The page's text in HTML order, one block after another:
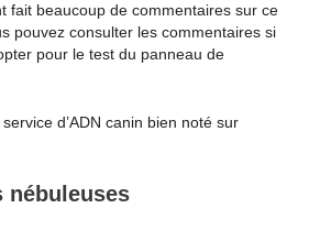
fait beaucoup de commentaires sur ce
pouvez consulter les commentaires si
pour le test du panneau de
service d’ADN canin bien noté sur
nébuleuses